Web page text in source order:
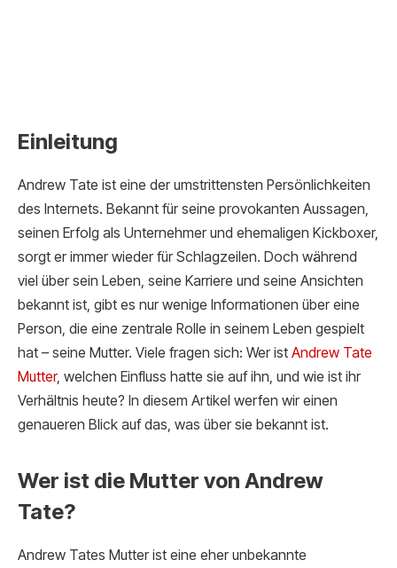
Einleitung
Andrew Tate ist eine der umstrittensten Persönlichkeiten
des Internets. Bekannt für seine provokanten Aussagen,
seinen Erfolg als Unternehmer und ehemaligen Kickboxer,
sorgt er immer wieder für Schlagzeilen. Doch während
viel über sein Leben, seine Karriere und seine Ansichten
bekannt ist, gibt es nur wenige Informationen über eine
Person, die eine zentrale Rolle in seinem Leben gespielt
hat – seine Mutter. Viele fragen sich: Wer ist Andrew Tate
Mutter, welchen Einfluss hatte sie auf ihn, und wie ist ihr
Verhältnis heute? In diesem Artikel werfen wir einen
genaueren Blick auf das, was über sie bekannt ist.
Wer ist die Mutter von Andrew
Tate?
Andrew Tates Mutter ist eine eher unbekannte